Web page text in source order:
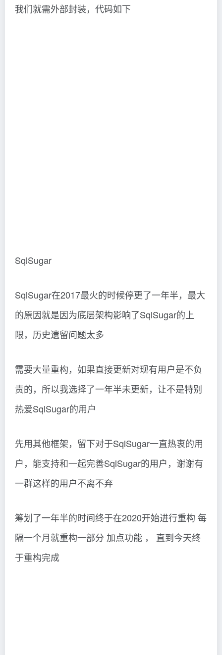
我们就需外部封装，代码如下
SqlSugar
SqlSugar在2017最火的时候停更了一年半，最大
的原因就是因为底层架构影响了SqlSugar的上
限，历史遗留问题太多
需要大量重构，如果直接更新对现有用户是不负
责的，所以我选择了一年半未更新，让不是特别
热爱SqlSugar的用户
先用其他框架，留下对于SqlSugar一直热衷的用
户，能支持和一起完善SqlSugar的用户，谢谢有
一群这样的用户不离不弃
筹划了一年半的时间终于在2020开始进行重构 每
隔一个月就重构一部分 加点功能 ， 直到今天终
于重构完成